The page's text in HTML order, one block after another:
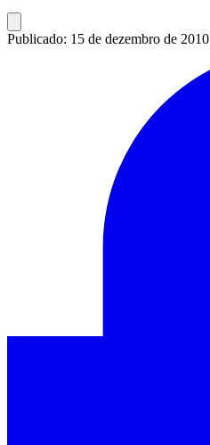
Publicado: 15 de dezembro de 2010